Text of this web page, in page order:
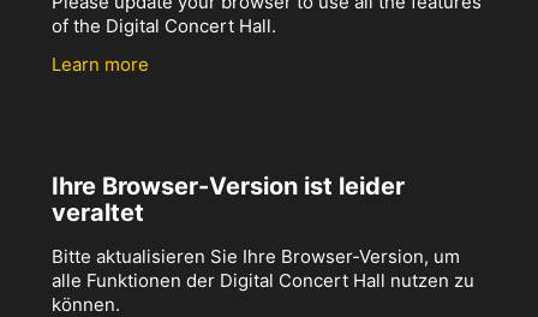
of the Digital Concert Hall.
Learn more
Ihre Browser-Version ist leider
veraltet
Bitte aktualisieren Sie Ihre Browser-Version, um
alle Funktionen der Digital Concert Hall nutzen zu
können.